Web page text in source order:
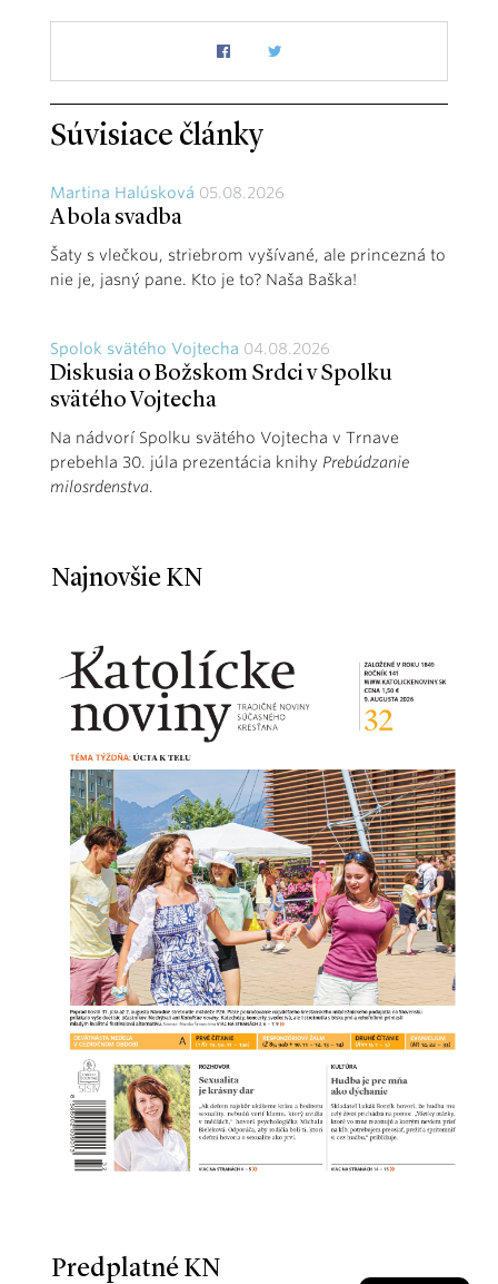
Súvisiace články
Martina Halúsková 05.08.2026
A bola svadba
Šaty s vlečkou, striebrom vyšívané, ale princezná to
nie je, jasný pane. Kto je to? Naša Baška!
Spolok svätého Vojtecha 04.08.2026
Diskusia o Božskom Srdci v Spolku
svätého Vojtecha
Na nádvorí Spolku svätého Vojtecha v Trnave
prebehla 30. júla prezentácia knihy Prebúdzanie
milosrdenstva.
Najnovšie KN
Predplatné KN